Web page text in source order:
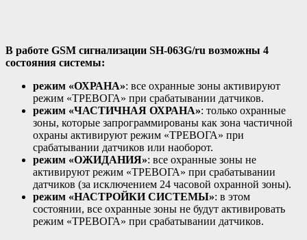
В работе GSM сигнализации SH-063G/ru возможны 4
состояния системы:
режим «ОХРАНА»: все охранные зоны активируют
режим «ТРЕВОГА» при срабатывании датчиков.
режим «ЧАСТИЧНАЯ ОХРАНА»: только охранные
зоны, которые запрограммированы как зона частичной
охраны активируют режим «ТРЕВОГА» при
срабатывании датчиков или наоборот.
режим «ОЖИДАНИЯ»: все охранные зоны не
активируют режим «ТРЕВОГА» при срабатывании
датчиков (за исключением 24 часовой охранной зоны).
режим «НАСТРОЙКИ СИСТЕМЫ»: в этом
состоянии, все охранные зоны не будут активировать
режим «ТРЕВОГА» при срабатывании датчиков.